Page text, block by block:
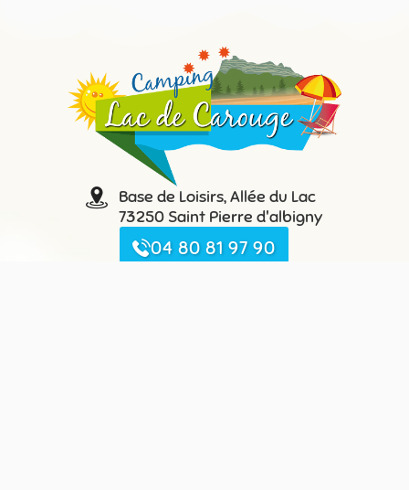
Base de Loisirs, Allée du Lac
73250 Saint Pierre d'albigny
04 80 81 97 90